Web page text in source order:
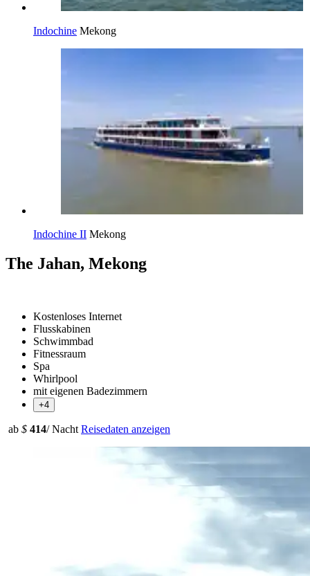
Indochine Mekong
Indochine II Mekong
The Jahan, Mekong
Kostenloses Internet
Flusskabinen
Schwimmbad
Fitnessraum
Spa
Whirlpool
mit eigenen Badezimmern
+4
ab $ 414/ Nacht Reisedaten anzeigen